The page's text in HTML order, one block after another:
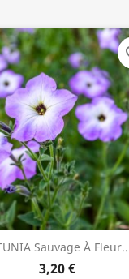
Sauvage À
3,20 €
INDISPONIBLE